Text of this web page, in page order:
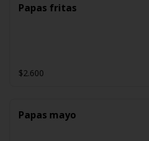
Papas fritas
$2.600
Papas mayo